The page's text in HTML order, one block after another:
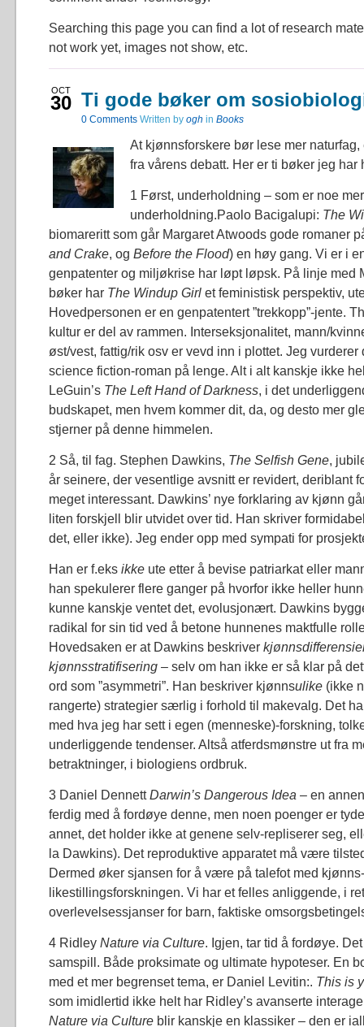
Searching this page you can find a lot of research
not work yet, images not show, etc.
OCT
30 Ti gode bøker om
0 Comments Written by ogh in Books
At kjønnsforskere bør lese mer
fra vårens debatt. Her er ti bøker jeg har
1 Først, underholdning – som er noe
underholdning.Paolo Bacigalupi: The
biomareritt som går Margaret Atwoods gode romaner
and Crake, og Before the Flood) en høy gang. Vi er i
genpatenter og miljøkrise har løpt løpsk. På linje med
bøker har The Windup Girl et feministisk perspektiv,
Hovedpersonen er en genpatentert ”trekkopp”-jente.
kultur er del av rammen. Interseksjonalitet, mann/
øst/vest, fattig/rik osv er vevd inn i plottet. Jeg vurderer
science fiction-roman på lenge. Alt i alt kanskje ikke
LeGuin’s The Left Hand of Darkness, i det
budskapet, men hvem kommer dit, da, og desto mer
stjerner på denne himmelen.
2 Så, til fag. Stephen Dawkins, The Selfish Gene,
år seinere, der vesentlige avsnitt er revidert, deriblant
meget interessant. Dawkins’ nye forklaring av kjønn
liten forskjell blir utvidet over tid. Han skriver
det, eller ikke). Jeg ender opp med sympati for
Han er f.eks ikke ute etter å bevise patriarkat eller
han spekulerer flere ganger på hvorfor ikke heller
kunne kanskje ventet det, evolusjonært. Dawkins
radikal for sin tid ved å betone hunnenes maktfulle
Hovedsaken er at Dawkins beskriver
kjønnsstratifisering – selv om han ikke er så klar på
ord som ”asymmetri”. Han beskriver kjønnsulike (ikke
rangerte) strategier særlig i forhold til makevalg. Det
med hva jeg har sett i egen (menneske)-forskning,
underliggende tendenser. Altså atferdsmønstre ut fra
betraktninger, i biologiens ordbruk.
3 Daniel DennettDarwin’s Dangerous Idea – en
ferdig med å fordøye denne, men noen poenger er
annet, det holder ikke at genene selv-repliserer seg,
la Dawkins). Det reproduktive apparatet må være
Dermed øker sjansen for å være på talefot med
likestillingsforskningen. Vi har et felles anliggende, i
overlevelsessjanser for barn, faktiske
4 Ridley Nature via Culture. Igjen, tar tid å fordøye.
samspill. Både proksimate og ultimate hypoteser. En
med et mer begrenset tema, er Daniel Levitin:. This is
som imidlertid ikke helt har Ridley’s avanserte
Nature via Culture blir kanskje en klassiker – den er